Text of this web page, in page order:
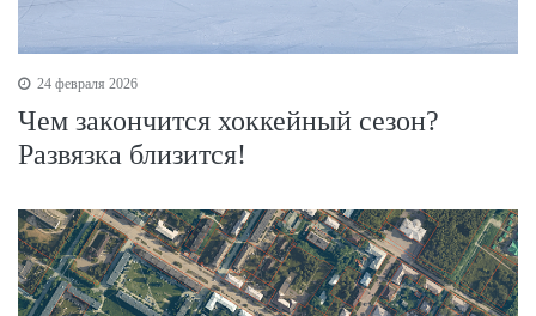
24 февраля 2026
Чем закончится хоккейный сезон?
Развязка близится!